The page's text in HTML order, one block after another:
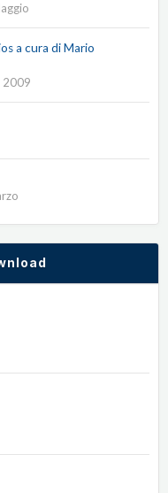
a cura di Mario
2009